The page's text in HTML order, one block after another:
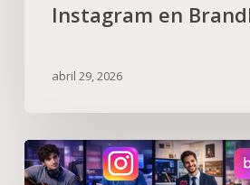
Instagram en
abril 29, 2026